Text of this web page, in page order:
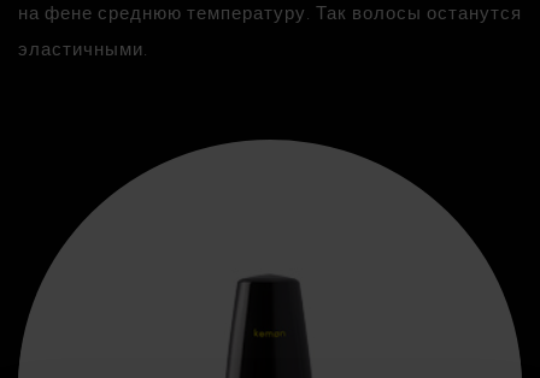
на фене среднюю температуру. Так волосы останутся
эластичными.